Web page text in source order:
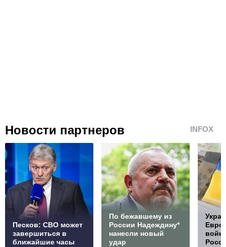
Новости партнеров INFOX
Песков: СВО может
завершиться в
ближайшие часы
По бежавшему из
России Надеждину*
нанесли новый
удар